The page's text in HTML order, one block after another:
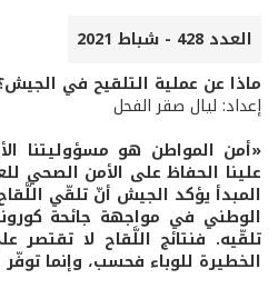
العدد 428 - شباط 2021
ماذا عن عملية التلقيح في
إعداد: ليال صقر الفحل
«أمن المواطن هو مسؤوليتنا
علينا الحفاظ على الأمن الصحي
المبدأ يؤكد الجيش أنّ تلقّي
الوطني في مواجهة جائحة
تلقّيه. فنتائج اللَّقاح لا تقتصر
الخطيرة للوباء فحسب، وإنما توفّر